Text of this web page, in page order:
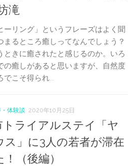
滝
ーリング」というフレーズはよく聞
まるところ癒しってなんでしょう？
ときに癒されたと感じるのか。いろ
の癒しがあると思いますが、自然度
でこそ得られ...
体験談 2020年10月25日
トライアルステイ「ヤ
ス」に3人の若者が滞在
（後編）